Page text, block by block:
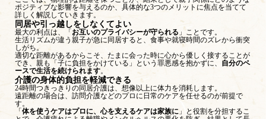
ポジティブな影響を与えるのか、具体的な3つのメリットに焦点を当てて
詳しく解説していきます。
同居や引っ越しをしなくてよい
最大の利点は、「 お互いのプライバシーが守られる 」ことです。
生活リズムが違う親子が急に同居すると、食事や就寝時間のズレから衝突
しがち。
適切な距離があるからこそ、たまに会った時に心から優しく接することが
でき、親も「子に負担をかけている」という罪悪感を抱かずに、 自分のペ
ースで生活を続けられます。
介護の身体的負担を軽減できる
24時間つきっきりの同居介護は、想像以上に体力を消耗します。
遠距離の場合は、訪問介護などのプロに日常のケアを任せるのが前提で
す。
「 体を使うケアはプロに、心を支えるケアは家族に 」と役割を分担するこ